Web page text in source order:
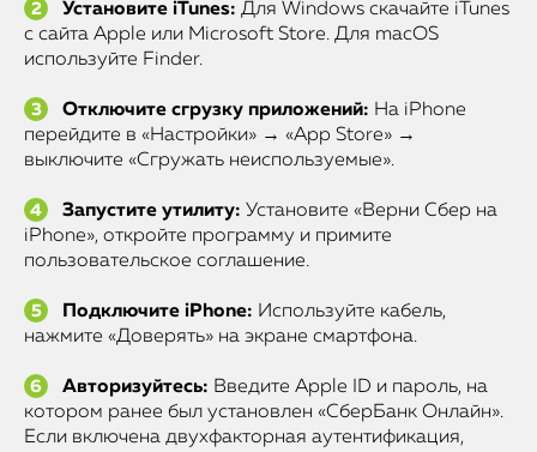
Установите iTunes: Для Windows скачайте iTunes
с сайта Apple или Microsoft Store. Для macOS
используйте Finder.
Отключите сгрузку приложений: На iPhone
перейдите в «Настройки» → «App Store» →
выключите «Сгружать неиспользуемые».
Запустите утилиту: Установите «Верни Сбер на
iPhone», откройте программу и примите
пользовательское соглашение.
Подключите iPhone: Используйте кабель,
нажмите «Доверять» на экране смартфона.
Авторизуйтесь: Введите Apple ID и пароль, на
котором ранее был установлен «СберБанк Онлайн».
Если включена двухфакторная аутентификация,